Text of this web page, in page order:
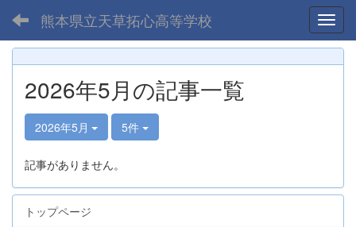
熊本県立天草拓心高等学校
2026年5月の記事一覧
2026年5月 5件
記事がありません。
トップページ